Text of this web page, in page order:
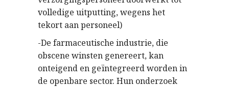
volledige uitputting, wegens het
tekort aan personeel)
-De farmaceutische industrie, die
obscene winsten genereert, kan
onteigend en geïntegreerd worden in
de openbare sector. Hun onderzoek